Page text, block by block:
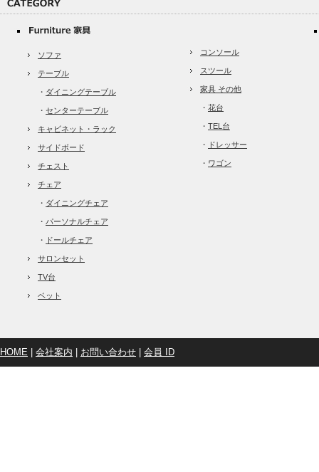
ソファ
テーブル
・ ダイニングテーブル
・ センターテーブル
キャビネット・ラック
サイドボード
チェスト
チェア
・ ダイニングチェア
・ パーソナルチェア
・ ドールチェア
サロンセット
TV台
ベット
コンソール
スツール
家具 その他
・ 花台
・ TEL台
・ ドレッサー
・ ワゴン
HOME 会社案内 お問い合わせ 会員 ID